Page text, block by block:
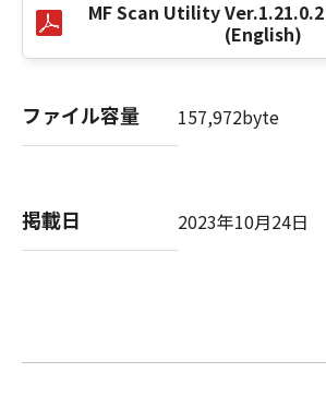
のライセンサー、キヤノンの子会
の関連会社、それらの販売代理店
のいずれも、「本ソフトウェア」
め、いかなる保証も、明示たると
問わず一切しないものとします。
売代理店または販売店のいずれも
ウェア」の使用または使用不能か
MF Scan Utility
(English)
ファイル容量 157,972byte
掲載日 2023年10月24日